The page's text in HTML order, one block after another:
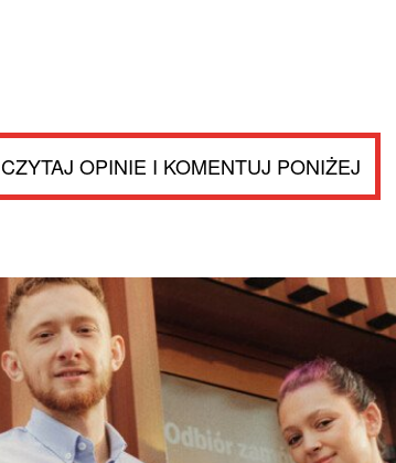
CZYTAJ OPINIE I KOMENTUJ PONIŻEJ